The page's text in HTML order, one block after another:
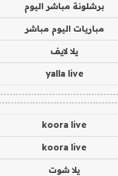
برشلونة مباشر اليوم
مباريات اليوم مباشر
يلا لايف
yalla live
koora live
koora live
يلا شوت